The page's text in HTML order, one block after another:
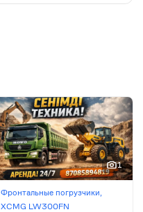
1
Фронтальные погрузчики,
XCMG LW300FN